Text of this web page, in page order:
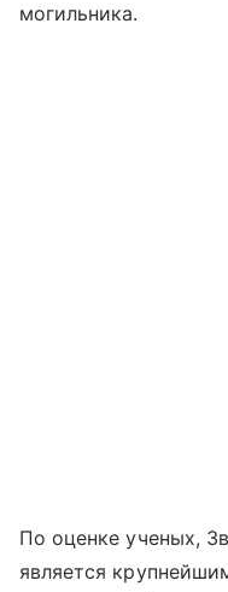
могильника.
По оценке ученых,
является